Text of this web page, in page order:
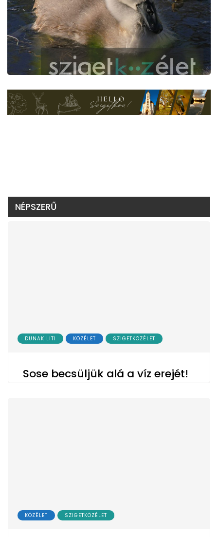
NÉPSZERŰ
DUNAKILITI KÖZÉLET SZIGETKÖZÉLET
Sose becsüljük alá a víz erejét!
KÖZÉLET SZIGETKÖZÉLET